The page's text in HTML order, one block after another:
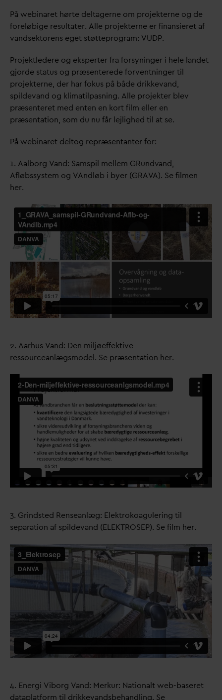
På webinaret hørte deltagerne om projekterne og de
foreløbige resultater. Alle projekterne er finansieret af
vandsektorens eget støtteprogram: VUDP.
Projektledere og eksperter fra forsyninger i hele landet
gjorde status og præsenterede forventninger til
projekterne, der har fokus på både drikkevand,
spildevand og klimatilpasning. Alle projekter blev
præsenteret med enten en kort film eller en
præsentation, som du nu får lejlighed til at se.
På webinaret deltog repræsentanter for:
1. Aalborg Vand: Samspil mellem GRundvand,
Afløbssystem og VAndløb i byer (GRAVA). Se filmen
her.
2. Aarhus Vand: Den miljøeffektive
ressourceanlægsmodel. Se præsentation her.
3. Grindsted Renseanlæg: Elektrokoagulering til
separation af spildevand (ELEKTROSEP). Se film her.
4. Energi Viborg Vand: Merkur: Nationalt web-baseret
dataplatform til drikkevandsbehandling. Se